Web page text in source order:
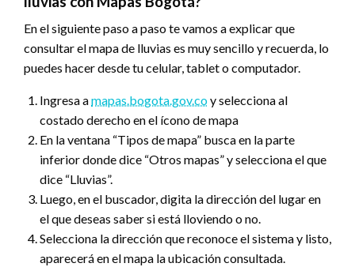
En el siguiente paso a paso te vamos a explicar que
consultar el mapa de lluvias es muy sencillo y recuerda, lo
puedes hacer desde tu celular, tablet o computador.
Ingresa amapas.bogota.gov.coy selecciona al
costado derecho en el ícono de mapa
En la ventana “Tipos de mapa” busca en la parte
inferior donde dice “Otros mapas” y selecciona el que
dice “Lluvias”.
Luego, en el buscador, digita la dirección del lugar en
el que deseas saber si está lloviendo o no.
Selecciona la dirección que reconoce el sistema y listo,
aparecerá en el mapa la ubicación consultada.